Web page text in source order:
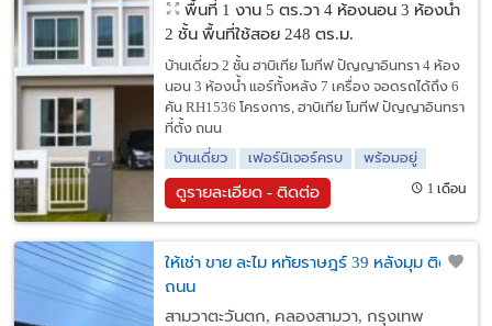
พื้นที่ 1 งาน 5 ตร.วา 4 ห้องนอน 3 ห้องน้ำ
2 ชั้น พื้นที่ใช้สอย 248 ตร.ม.
บ้านเดี่ยว 2 ชั้น ฮาบิเทีย โมทีฟ ปัญญาอินทรา 4 ห้อง
นอน 3 ห้องน้ำ แอร์ทั้งหลัง 7 เครื่อง จอดรถได้ถึง 6
คัน RH1536 โครงการ, ฮาบิเทีย โมทีฟ ปัญญาอินทรา
ที่ตั้ง ถนน
บ้านเดี่ยว
เฟอร์นิเจอร์ครบ พร้อมอยู่
ดูรายละเอียด - ติดต่อ 1 เดือน
ให้เช่า ขาย ละไม หทัยราษฎร์ 39 หลังมุม ติด
ถนน
สามวาตะวันตก, คลองสามวา, กรุงเทพ